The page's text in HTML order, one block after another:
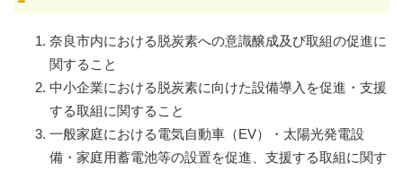
奈良市内における脱炭素への意識醸成及び取組の促進に
関すること
中小企業における脱炭素に向けた設備導入を促進・支援
する取組に関すること
一般家庭における電気自動車（EV）・太陽光発電設
備・家庭用蓄電池等の設置を促進、支援する取組に関す